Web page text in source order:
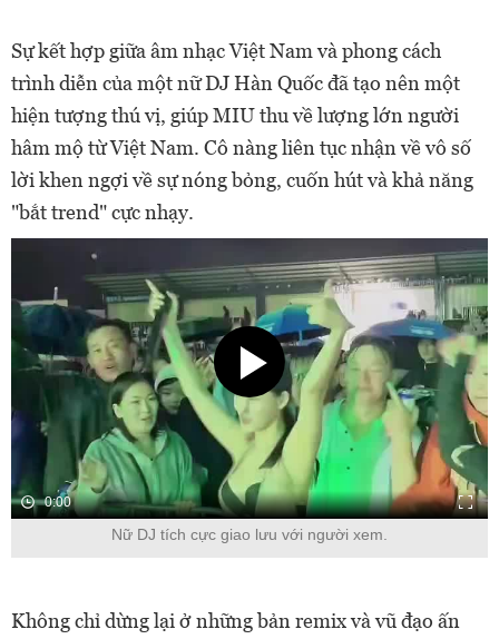
Sự kết hợp giữa âm nhạc Việt Nam và phong cách
trình diễn của một nữ DJ Hàn Quốc đã tạo nên một
hiện tượng thú vị, giúp MIU thu về lượng lớn người
hâm mộ từ Việt Nam. Cô nàng liên tục nhận về vô số
lời khen ngợi về sự nóng bỏng, cuốn hút và khả năng
"bắt trend" cực nhạy.
0:00
Nữ DJ tích cực giao lưu với người xem.
Không chỉ dừng lại ở những bản remix và vũ đạo ấn